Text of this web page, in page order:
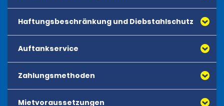
Haftungsbeschränkung und Diebstahlschutz
Auftankservice
Zahlungsmethoden
Alle Debit- und Kreditkarten namhafter Anbieter,
Mietvoraussetzungen